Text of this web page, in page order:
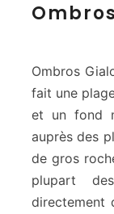
Ombros
fait une
et un fond
auprès des
de gros
plupart
directement